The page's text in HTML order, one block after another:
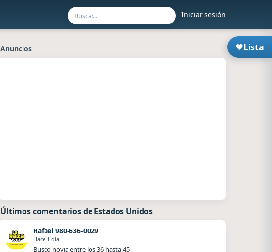
Iniciar sesión
Lista
Anuncios
Últimos comentarios de Estados Unidos
Rafael 980-636-0029
Hace 1 día
Busco novia entre los 36 hasta 45